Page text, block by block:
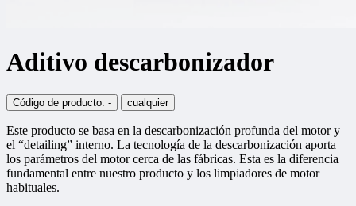
Aditivo descarbonizador
Código de producto: - cualquier
Este producto se basa en la descarbonización profunda del motor y
el “detailing” interno. La tecnología de la descarbonización aporta
los parámetros del motor cerca de las fábricas. Esta es la diferencia
fundamental entre nuestro producto y los limpiadores de motor
habituales.